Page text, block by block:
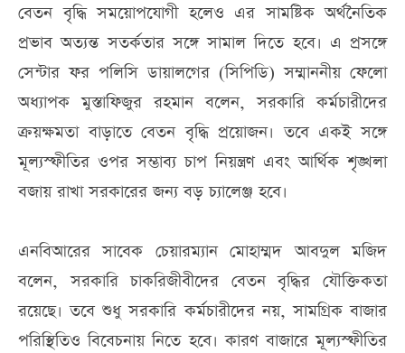
বেতন বৃদ্ধি সময়োপযোগী হলেও এর সামষ্টিক অর্থনৈতিক
প্রভাব অত্যন্ত সতর্কতার সঙ্গে সামাল দিতে হবে। এ প্রসঙ্গে
সেন্টার ফর পলিসি ডায়ালগের (সিপিডি) সম্মাননীয় ফেলো
অধ্যাপক মুস্তাফিজুর রহমান বলেন, সরকারি কর্মচারীদের
ক্রয়ক্ষমতা বাড়াতে বেতন বৃদ্ধি প্রয়োজন। তবে একই সঙ্গে
মূল্যস্ফীতির ওপর সম্ভাব্য চাপ নিয়ন্ত্রণ এবং আর্থিক শৃঙ্খলা
বজায় রাখা সরকারের জন্য বড় চ্যালেঞ্জ হবে।
এনবিআরের সাবেক চেয়ারম্যান মোহাম্মদ আবদুল মজিদ
বলেন, সরকারি চাকরিজীবীদের বেতন বৃদ্ধির যৌক্তিকতা
রয়েছে। তবে শুধু সরকারি কর্মচারীদের নয়, সামগ্রিক বাজার
পরিস্থিতিও বিবেচনায় নিতে হবে। কারণ বাজারে মূল্যস্ফীতির